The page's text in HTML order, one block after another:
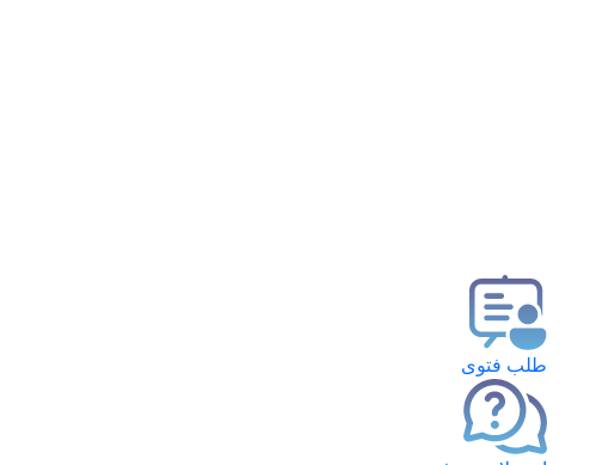
طلب فتوى